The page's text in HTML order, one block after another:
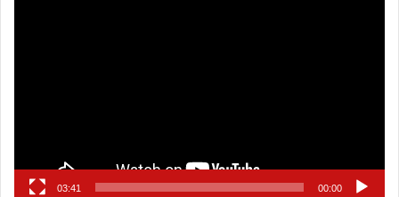
00:00
03:41